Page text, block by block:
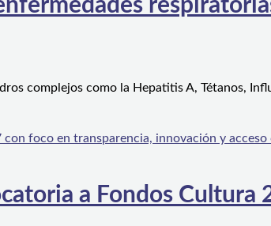
complejos como la Hepatitis A, Tétanos,
a Fondos Cultura